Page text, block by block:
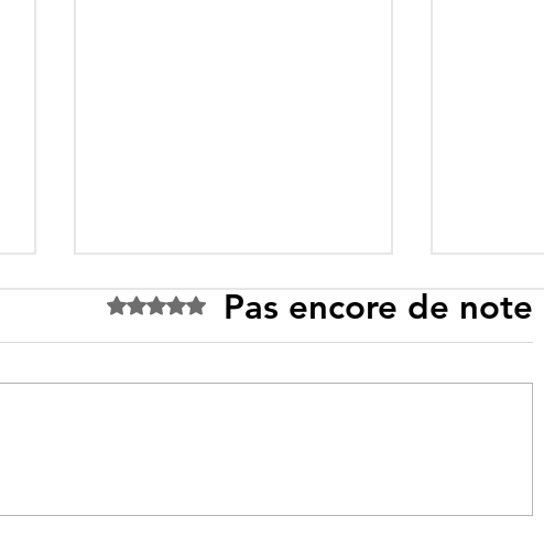
promesses différées,
Noté 0 étoile sur 5.Pas encore de note